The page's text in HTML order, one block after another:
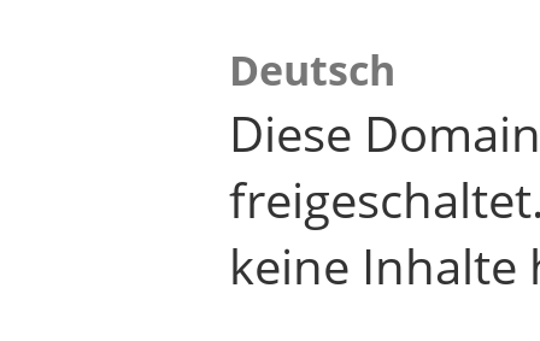
Deutsch
Diese
keine Inhalte